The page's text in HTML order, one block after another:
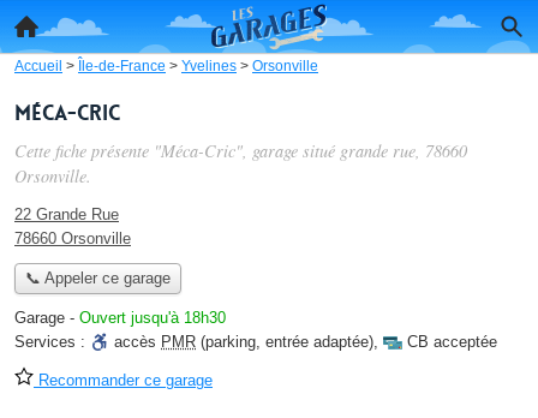
Accueil > Île-de-France > Yvelines > Orsonville
Méca-Cric
Cette fiche présente "Méca-Cric", garage situé grande rue, 78660
Orsonville.
22 Grande Rue
78660 Orsonville
📞 Appeler ce garage
Garage - Ouvert jusqu'à 18h30
Services :
accès PMR (parking, entrée adaptée), CB acceptée
Recommander ce garage